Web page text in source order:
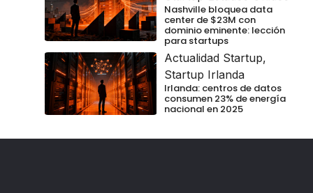
Nashville bloquea data
center de $23M con
dominio eminente: lección
para startups
Actualidad Startup,
Startup Irlanda
Irlanda: centros de datos
consumen 23% de energía
nacional en 2025